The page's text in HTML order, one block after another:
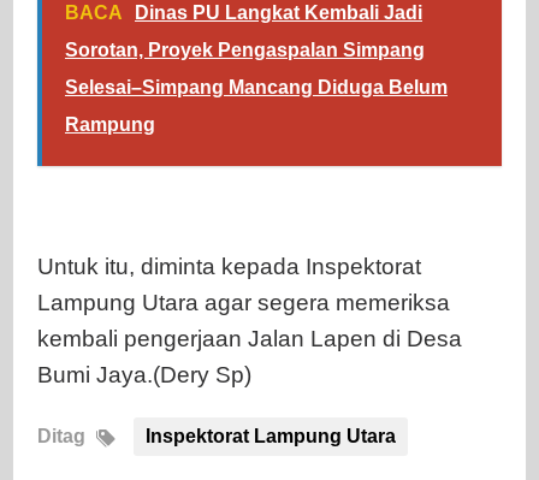
BACA
Dinas PU Langkat Kembali Jadi
Sorotan, Proyek Pengaspalan Simpang
Selesai–Simpang Mancang Diduga Belum
Rampung
Untuk itu, diminta kepada Inspektorat
Lampung Utara agar segera memeriksa
kembali pengerjaan Jalan Lapen di Desa
Bumi Jaya.(Dery Sp)
Ditag Inspektorat Lampung Utara